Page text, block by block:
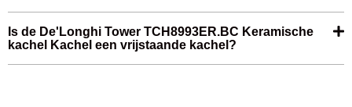
Is de De'Longhi Tower TCH8993ER.BC Keramische
kachel Kachel een vrijstaande kachel?